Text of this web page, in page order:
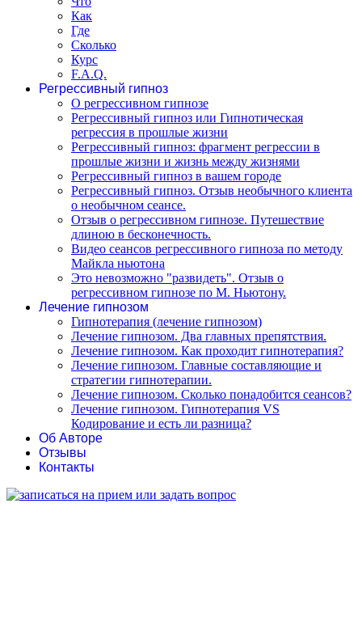
Как
Где
Сколько
Курс
F.A.Q.
Регрессивный гипноз
О регрессивном гипнозе
Регрессивный гипноз или Гипнотическая
регрессия в прошлые жизни
Регрессивный гипноз: фрагмент регрессии в
прошлые жизни и жизнь между жизнями
Регрессивный гипноз в вашем городе
Регрессивный гипноз. Отзыв необычного клиента
о необычном сеансе.
Отзыв о регрессивном гипнозе. Путешествие
длиною в бесконечность.
Видео сеансов регрессивного гипноза по методу
Майкла ньютона
Это невозможно "развидеть". Отзыв о
регрессивном гипнозе по М. Ньютону.
Лечение гипнозом
Гипнотерапия (лечение гипнозом)
Лечение гипнозом. Два главных препятствия.
Лечение гипнозом. Как проходит гипнотерапия?
Лечение гипнозом. Главные составляющие и
стратегии гипнотерапии.
Лечение гипнозом. Сколько понадобится сеансов?
Лечение гипнозом. Гипнотерапия VS
Кодирование и есть ли разница?
Об Авторе
Отзывы
Контакты